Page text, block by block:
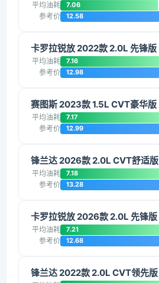
平均油耗 7.06
参考价 12.58
卡罗拉锐放 2022款 2.0L 先锋版
平均油耗 7.16
参考价 12.98
赛图斯 2023款 1.5L CVT豪华版
平均油耗 7.17
参考价 12.99
锋兰达 2026款 2.0L CVT舒适版
平均油耗 7.18
参考价 13.28
卡罗拉锐放 2026款 2.0L 先锋版
平均油耗 7.21
参考价 12.68
锋兰达 2022款 2.0L CVT领先版